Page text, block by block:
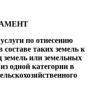
по отнесению
таких земель к
земель или земельных
одной категории в